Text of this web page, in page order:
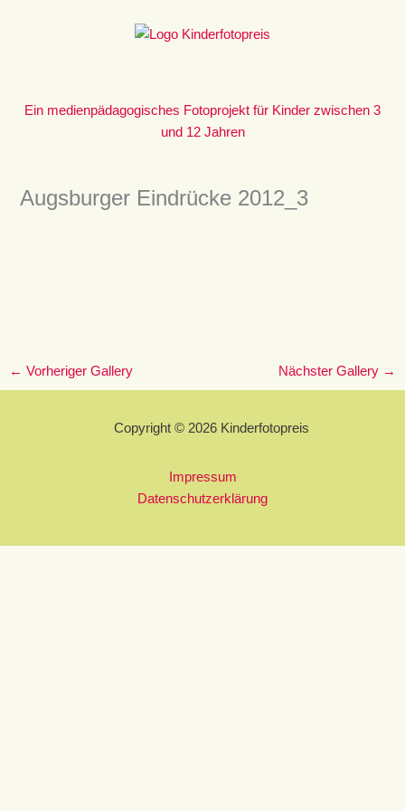
Ein medienpädagogisches Fotoprojekt für Kinder zwischen 3
und 12 Jahren
Augsburger Eindrücke 2012_3
← Vorheriger Gallery Nächster Gallery →
Copyright © 2026 Kinderfotopreis
Impressum
Datenschutzerklärung